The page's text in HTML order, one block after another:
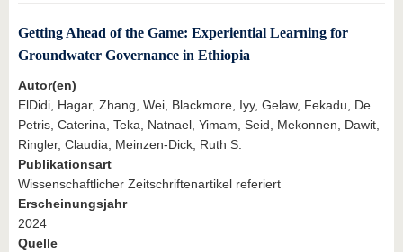
Getting Ahead of the Game: Experiential Learning for
Groundwater Governance in Ethiopia
Autor(en)
ElDidi, Hagar, Zhang, Wei, Blackmore, Iyy, Gelaw, Fekadu, De
Petris, Caterina, Teka, Natnael, Yimam, Seid, Mekonnen, Dawit,
Ringler, Claudia, Meinzen-Dick, Ruth S.
Publikationsart
Wissenschaftlicher Zeitschriftenartikel referiert
Erscheinungsjahr
2024
Quelle